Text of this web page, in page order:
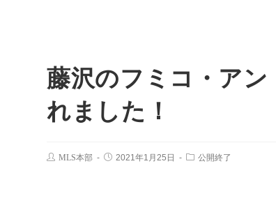
藤沢のフミコ・ア
れました！
MLS本部 2021年1月25日 公開終了